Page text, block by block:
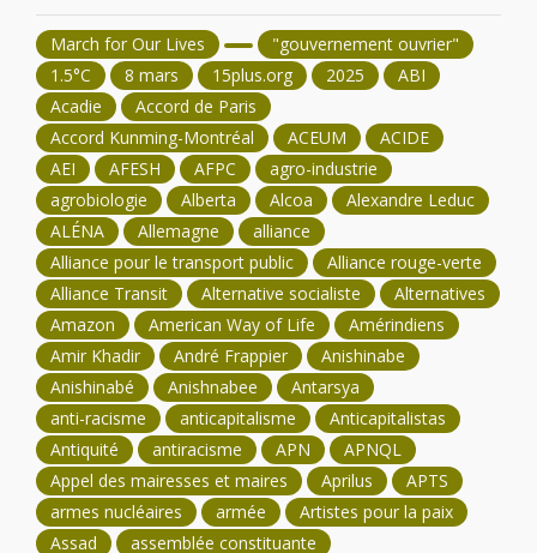
March for Our Lives
"gouvernement ouvrier"
1.5°C
8 mars 15plus.org 2025
ABI
Acadie
Accord de Paris
Accord Kunming-Montréal
ACEUM
ACIDE
AEI
AFESH AFPC
agro-industrie
agrobiologie
Alberta Alcoa
Alexandre Leduc
ALÉNA
Allemagne
alliance
Alliance pour le transport public
Alliance rouge-verte
Alliance Transit
Alternative socialiste
Alternatives
Amazon
American Way of Life
Amérindiens
Amir Khadir
André Frappier
Anishinabe
Anishinabé
Anishnabee
Antarsya
anti-racisme
anticapitalisme
Anticapitalistas
Antiquité
antiracisme APN
APNQL
Appel des mairesses et maires
Aprilus
APTS
armes nucléaires
armée
Artistes pour la paix
Assad
assemblée constituante